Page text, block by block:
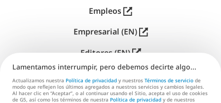
Empleos
Empresarial (EN)
Editores (EN)
Soporte
Contáctanos (EN)
Lamentamos interrumpir, pero debemos decirte algo...
Actualizamos nuestra Política de privacidad y nuestros Términos de servicio de
modo que reflejen los últimos agregados a nuestros servicios y cambios legales.
Al hacer clic en “Aceptar”, o al continuar usando el Sitio, acepta el uso de cookies
de G5, así como los términos de nuestra Política de privacidad y de nuestros